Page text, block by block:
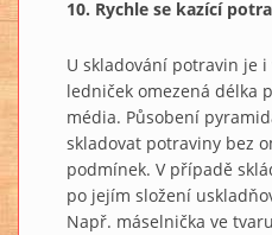
10. Rychle se kazící
U skladování potravin je
ledniček omezená délka
média. Působení
skladovat potraviny bez
podmínek. V případě
po jejím složení
Např. máselnička ve